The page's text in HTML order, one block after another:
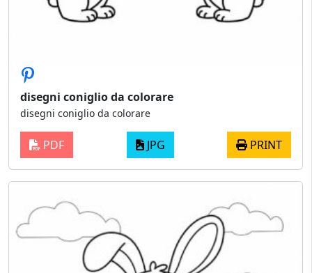
disegni coniglio da colorare
disegni coniglio da colorare
PDF JPG PRINT